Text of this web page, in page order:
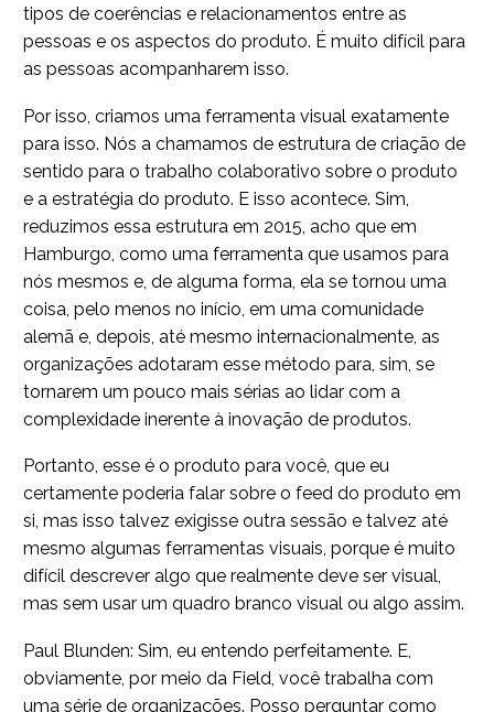
tipos de coerências e relacionamentos entre as
pessoas e os aspectos do produto. É muito difícil para
as pessoas acompanharem isso.
Por isso, criamos uma ferramenta visual exatamente
para isso. Nós a chamamos de estrutura de criação de
sentido para o trabalho colaborativo sobre o produto
e a estratégia do produto. E isso acontece. Sim,
reduzimos essa estrutura em 2015, acho que em
Hamburgo, como uma ferramenta que usamos para
nós mesmos e, de alguma forma, ela se tornou uma
coisa, pelo menos no início, em uma comunidade
alemã e, depois, até mesmo internacionalmente, as
organizações adotaram esse método para, sim, se
tornarem um pouco mais sérias ao lidar com a
complexidade inerente à inovação de produtos.
Portanto, esse é o produto para você, que eu
certamente poderia falar sobre o feed do produto em
si, mas isso talvez exigisse outra sessão e talvez até
mesmo algumas ferramentas visuais, porque é muito
difícil descrever algo que realmente deve ser visual,
mas sem usar um quadro branco visual ou algo assim.
Paul Blunden: Sim, eu entendo perfeitamente. E,
obviamente, por meio da Field, você trabalha com
uma série de organizações. Posso perguntar como